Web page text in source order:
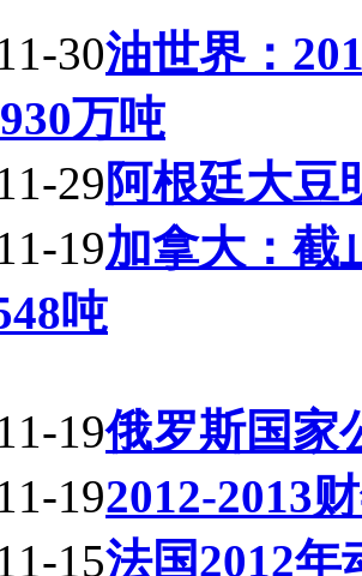
30油世界：
万吨
29阿根廷大豆
19加拿大：截
吨
19俄罗斯国家
192012-2013
15法国2012